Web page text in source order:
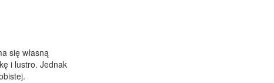
się własną
i lustro. Jednak